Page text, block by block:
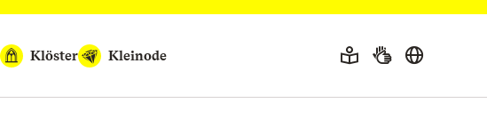
Klöster Kleinode